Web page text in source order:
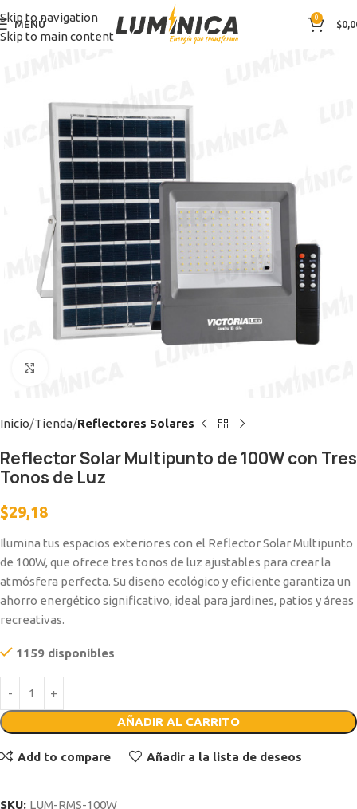
Skip to navigation
Skip to main content
MENÚ
0
$
Inicio Tienda Reflectores Solares
Reflector Solar Multipunto de 100W con Tres
Tonos de Luz
$29,18
Ilumina tus espacios exteriores con el Reflector Solar Multipunto
de 100W, que ofrece tres tonos de luz ajustables para crear la
atmósfera perfecta. Su diseño ecológico y eficiente garantiza un
ahorro energético significativo, ideal para jardines, patios y áreas
recreativas.
1159 disponibles
AÑADIR AL CARRITO
Add to compare Añadir a la lista de deseos
SKU: LUM-RMS-100W